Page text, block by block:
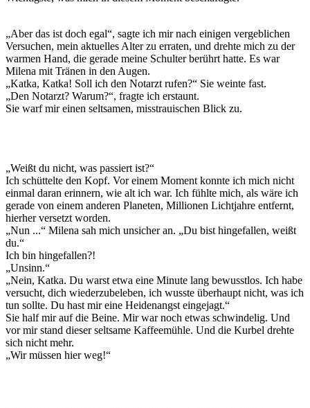
„Aber das ist doch egal“, sagte ich mir nach einigen vergeblichen
Versuchen, mein aktuelles Alter zu erraten, und drehte mich zu der
warmen Hand, die gerade meine Schulter berührt hatte. Es war
Milena mit Tränen in den Augen.
„Katka, Katka! Soll ich den Notarzt rufen?“ Sie weinte fast.
„Den Notarzt? Warum?“, fragte ich erstaunt.
Sie warf mir einen seltsamen, misstrauischen Blick zu.
„Weißt du nicht, was passiert ist?“
Ich schüttelte den Kopf. Vor einem Moment konnte ich mich nicht
einmal daran erinnern, wie alt ich war. Ich fühlte mich, als wäre ich
gerade von einem anderen Planeten, Millionen Lichtjahre entfernt,
hierher versetzt worden.
„Nun ...“ Milena sah mich unsicher an. „Du bist hingefallen, weißt
du.“
Ich bin hingefallen?!
„Unsinn.“
„Nein, Katka. Du warst etwa eine Minute lang bewusstlos. Ich habe
versucht, dich wiederzubeleben, ich wusste überhaupt nicht, was ich
tun sollte. Du hast mir eine Heidenangst eingejagt.“
Sie half mir auf die Beine. Mir war noch etwas schwindelig. Und
vor mir stand dieser seltsame Kaffeemühle. Und die Kurbel drehte
sich nicht mehr.
„Wir müssen hier weg!“